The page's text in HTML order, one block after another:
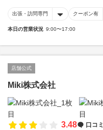
出張・訪問専門 クーポン有
本日の営業状況 9:00〜17:00
店舗公式
Miki株式会社
3.48 口コミ